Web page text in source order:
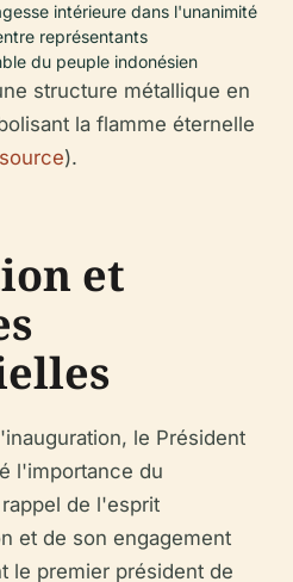
intérieure dans l'unanimité
représentants
du peuple indonésien
structure métallique en
la flamme éternelle
source).
et
le Président
l'importance du
de l'esprit
et de son engagement
le premier président de